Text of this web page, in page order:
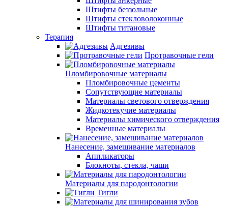
Штифты беззольные
Штифты стекловолоконные
Штифты титановые
Терапия
Адгезивы
Протравочные гели
Пломбировочные материалы
Пломбировочные цементы
Сопутствующие материалы
Материалы светового отверждения
Жидкотекучие материалы
Материалы химического отверждения
Временные материалы
Нанесение, замешивание материалов
Аппликаторы
Блокноты, стекла, чаши
Материалы для пародонтологии
Тигли